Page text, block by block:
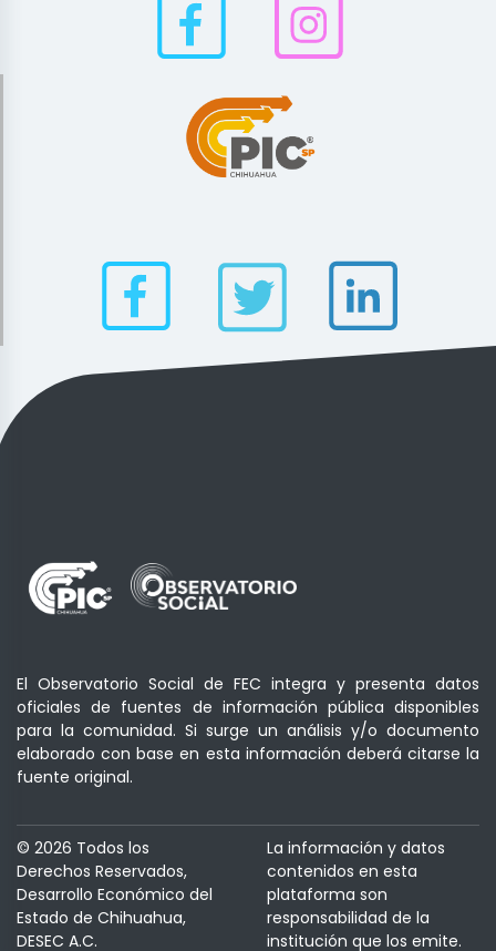
El Observatorio Social de FEC integra y presenta datos
oficiales de fuentes de información pública disponibles
para la comunidad. Si surge un análisis y/o documento
elaborado con base en esta información deberá citarse la
fuente original.
© 2026 Todos los
Derechos Reservados,
Desarrollo Económico del
Estado de Chihuahua,
DESEC A.C.
La información y datos
contenidos en esta
plataforma son
responsabilidad de la
institución que los emite.